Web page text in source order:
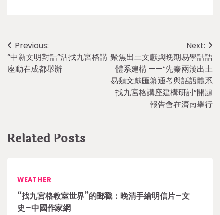
Post
navigation
Previous:
“中新文明對話”活找九宮格講
座動在成都舉辦
Next:
聚焦出土文獻與晚期易學話語
體系建構 ——“先秦兩漢出土
易類文獻匯纂通考與話語體系
找九宮格講座建構研討”開題
報告會在濟南舉行
Related Posts
WEATHER
“找九宮格教室世界”的郵戳：晚清手繪明信片–文
史–中國作家網